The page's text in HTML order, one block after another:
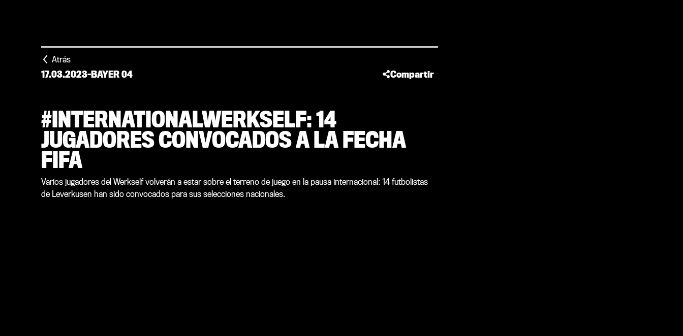
Atrás
17.03.2023-BAYER 04 Compartir
#INTERNATIONALWERKSELF: 14
JUGADORES CONVOCADOS A LA FECHA
FIFA
Varios jugadores del Werkself volverán a estar sobre el terreno de juego en la pausa internacional: 14 futbolistas
de Leverkusen han sido convocados para sus selecciones nacionales.